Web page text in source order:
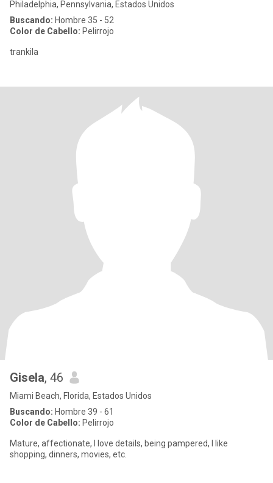
Philadelphia, Pennsylvania, Estados Unidos
Buscando: Hombre 35 - 52
Color de Cabello: Pelirrojo
trankila
Gisela, 46
Miami Beach, Florida, Estados Unidos
Buscando: Hombre 39 - 61
Color de Cabello: Pelirrojo
Mature, affectionate, I love details, being pampered, I like
shopping, dinners, movies, etc.